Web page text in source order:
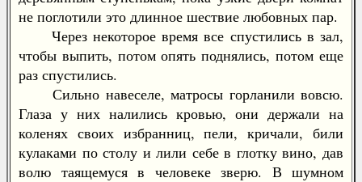
не поглотили это длинное шествие любовных пар.
Через некоторое время все спустились в зал,
чтобы выпить, потом опять поднялись, потом еще
раз спустились.
Сильно навеселе, матросы горланили вовсю.
Глаза у них налились кровью, они держали на
коленях своих избранниц, пели, кричали, били
кулаками по столу и лили себе в глотку вино, дав
волю таящемуся в человеке зверю. В шумном